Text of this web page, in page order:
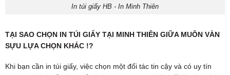
In túi giấy HB - In Minh Thiên
TẠI SAO CHỌN IN TÚI GIẤY TẠI MINH THIÊN GIỮA MUÔN VÀN
SỰU LỰA CHỌN KHÁC !?
Khi bạn cần in túi giấy, việc chọn một đối tác tin cậy và có uy tín